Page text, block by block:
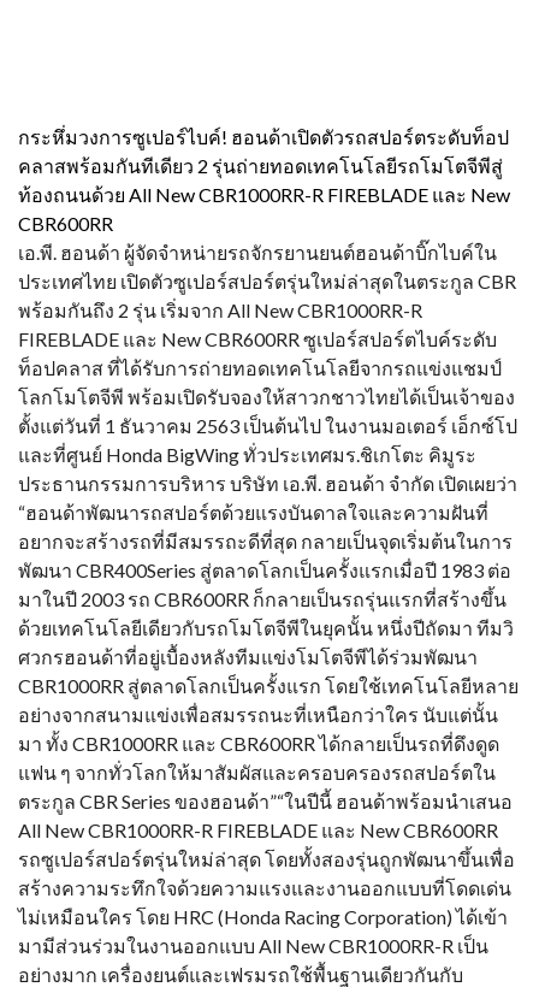
กระหึ่มวงการซูเปอร์ไบค์! ฮอนด้าเปิดตัวรถสปอร์ตระดับท็อป
คลาสพร้อมกันทีเดียว 2 รุ่นถ่ายทอดเทคโนโลยีรถโมโตจีพีสู่
ท้องถนนด้วย All New CBR1000RR-R FIREBLADE และ New
CBR600RR
เอ.พี. ฮอนด้า ผู้จัดจำหน่ายรถจักรยานยนต์ฮอนด้าบิ๊กไบค์ใน
ประเทศไทย เปิดตัวซูเปอร์สปอร์ตรุ่นใหม่ล่าสุดในตระกูล CBR
พร้อมกันถึง 2 รุ่น เริ่มจาก All New CBR1000RR-R
FIREBLADE และ New CBR600RR ซูเปอร์สปอร์ตไบค์ระดับ
ท็อปคลาส ที่ได้รับการถ่ายทอดเทคโนโลยีจากรถแข่งแชมป์
โลกโมโตจีพี พร้อมเปิดรับจองให้สาวกชาวไทยได้เป็นเจ้าของ
ตั้งแต่วันที่ 1 ธันวาคม 2563 เป็นต้นไป ในงานมอเตอร์ เอ็กซ์โป
และที่ศูนย์ Honda BigWing ทั่วประเทศมร.ชิเกโตะ คิมูระ
ประธานกรรมการบริหาร บริษัท เอ.พี. ฮอนด้า จำกัด เปิดเผยว่า
“ฮอนด้าพัฒนารถสปอร์ตด้วยแรงบันดาลใจและความฝันที่
อยากจะสร้างรถที่มีสมรรถะดีที่สุด กลายเป็นจุดเริ่มต้นในการ
พัฒนา CBR400Series สู่ตลาดโลกเป็นครั้งแรกเมื่อปี 1983 ต่อ
มาในปี 2003 รถ CBR600RR ก็กลายเป็นรถรุ่นแรกที่สร้างขึ้น
ด้วยเทคโนโลยีเดียวกับรถโมโตจีพีในยุคนั้น หนึ่งปีถัดมา ทีมวิ
ศวกรฮอนด้าที่อยู่เบื้องหลังทีมแข่งโมโตจีพีได้ร่วมพัฒนา
CBR1000RR สู่ตลาดโลกเป็นครั้งแรก โดยใช้เทคโนโลยีหลาย
อย่างจากสนามแข่งเพื่อสมรรถนะที่เหนือกว่าใคร นับแต่นั้น
มา ทั้ง CBR1000RR และ CBR600RR ได้กลายเป็นรถที่ดึงดูด
แฟน ๆ จากทั่วโลกให้มาสัมผัสและครอบครองรถสปอร์ตใน
ตระกูล CBR Series ของฮอนด้า”“ในปีนี้ ฮอนด้าพร้อมนำเสนอ
All New CBR1000RR-R FIREBLADE และ New CBR600RR
รถซูเปอร์สปอร์ตรุ่นใหม่ล่าสุด โดยทั้งสองรุ่นถูกพัฒนาขึ้นเพื่อ
สร้างความระทึกใจด้วยความแรงและงานออกแบบที่โดดเด่น
ไม่เหมือนใคร โดย HRC (Honda Racing Corporation) ได้เข้า
มามีส่วนร่วมในงานออกแบบ All New CBR1000RR-R เป็น
อย่างมาก เครื่องยนต์และเฟรมรถใช้พื้นฐานเดียวกันกับ